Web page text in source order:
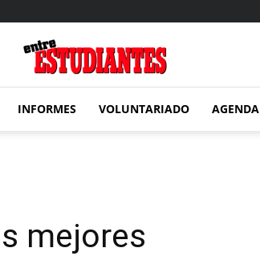
Estudiantes
INFORMES VOLUNTARIADO AGENDA
mejores